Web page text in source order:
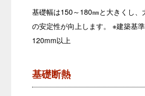
基礎幅は150～180㎜と大きくし、
の安定性が向上します。 ※建築基
120mm以上
基礎断熱